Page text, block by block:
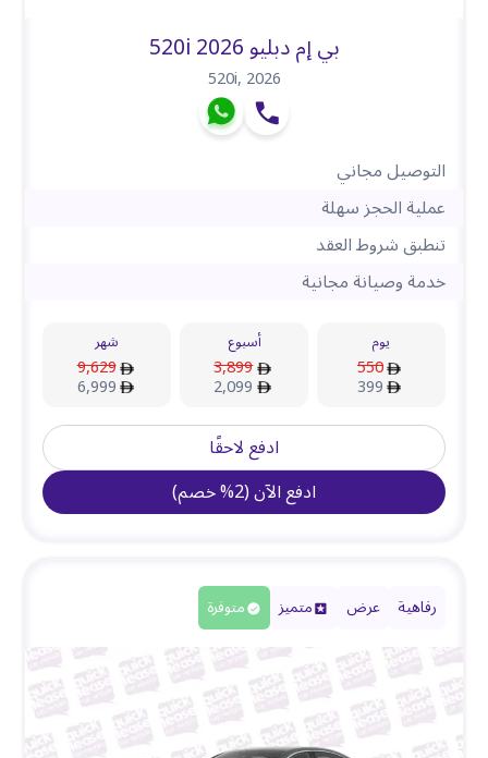
بي إم دبليو 520i 2026
520i,2026
التوصيل مجاني
عملية الحجز سهلة
تنطبق شروط العقد
خدمة وصيانة مجانية
يوم
550
399
أسبوع
3,899
2,099
شهر
9,629
6,999
ادفع لاحقًا
ادفع الآن(
2
%خصم)
رفاهية عرض متميز متوفرة